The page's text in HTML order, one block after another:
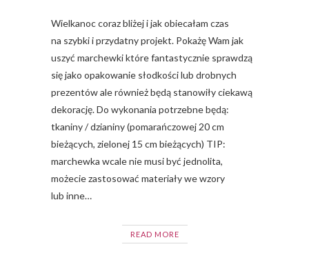
Wielkanoc coraz bliżej i jak obiecałam czas
na szybki i przydatny projekt. Pokażę Wam jak
uszyć marchewki które fantastycznie sprawdzą
się jako opakowanie słodkości lub drobnych
prezentów ale również będą stanowiły ciekawą
dekorację. Do wykonania potrzebne będą:
tkaniny / dzianiny (pomarańczowej 20 cm
bieżących, zielonej 15 cm bieżących) TIP:
marchewka wcale nie musi być jednolita,
możecie zastosować materiały we wzory
lub inne…
READ MORE